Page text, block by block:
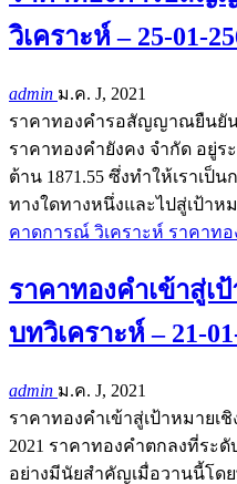
วิเคราะห์ – 25-01-
admin ม.ค. J, 2021
ราคาทองคำรอสัญญาณยืนยัน
ราคาทองคำยังคง จำกัด อยู่ร
ต้าน 1871.55 ซึ่งทำให้เราเป็
ทางใดทางหนึ่งและไปสู่เป้าห
คาดการณ์ วิเคราะห์ ราคาทอ
ราคาทองคำเข้าสู่เ
บทวิเคราะห์ – 21-
admin ม.ค. J, 2021
ราคาทองคำเข้าสู่เป้าหมายเ
2021 ราคาทองคำตกลงที่ระ
อย่างมีนัยสำคัญเมื่อวานนี้โด